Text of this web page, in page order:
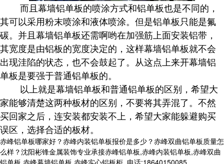
而且幕墙铝单板的喷涂方式和铝单板也是不同的，
其可以采用粉末喷涂和液体喷涂。但是铝单板只能是氟
碳。并且幕墙铝单板还需啊哟在加强筋上面安装铝带，
其宽度是由铝板的宽度决定的，这样幕墙铝单板就不会
出现洼陷的状态，也不会鼓起了。从这点上来开幕墙铝
单板是要强于普通铝单板的。
以上就是幕墙铝单板和普通铝单板的区别，希望大
家能够清楚这两种板材的区别，不要将其弄混了。不然
买回家之后，连安装都安装不上，希望大家能躲避购买
误区，选择合适的板材。
赤峰铝单板哪家好？赤峰内装铝单板报价是多少？赤峰双曲铝单板质量怎
么样？沈阳彬锋金属装饰专业承接赤峰铝单板,赤峰内装铝单板,赤峰双曲
铝单板,赤峰幕墙铝单板,赤峰实心铝板柜,,电话:18640150085